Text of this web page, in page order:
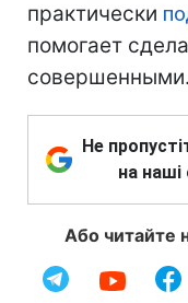
практически
помогает
совершенными.
Не
на наші
Або читайте